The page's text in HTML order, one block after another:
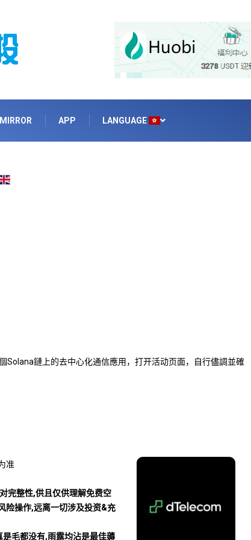
MIRROR APP LANGUAGE
Solana鏈上的去中心化通信應用，打开活动页面，自行儘調並確
准
完整性,供且仅供理解免费空
险操作,远离一切涉及投资&充
是毛都没有,雨露均沾是最佳薅